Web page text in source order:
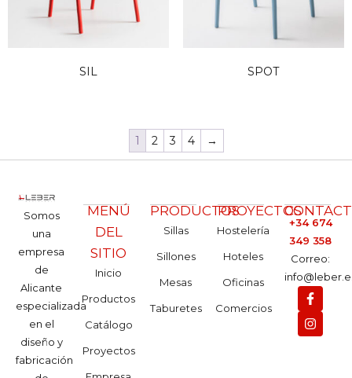
SIL SPOT
1 2 3 4 →
Somos
una
empresa
de
Alicante
especializada
en el
diseño y
fabricación
MENÚ
DEL
SITIO
Inicio
Productos
Catálogo
Proyectos
PRODUCTOS
Sillas
Sillones
Mesas
Taburetes
PROYECTOS
Hostelería
Hoteles
Oficinas
Comercios
+34 674
349 358
Correo: